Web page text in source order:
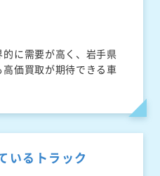
に需要が高く、岩手県
価買取が期待できる車
いるトラック